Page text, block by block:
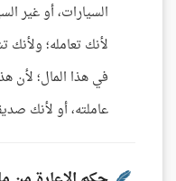
السيارات، أو غير
لأنك تعامله؛
في هذا المال؛ لأن
عاملته، أو لأنك